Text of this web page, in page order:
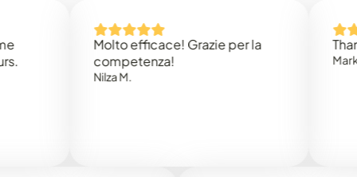
Molto efficace! Grazie per la
competenza!
Thank